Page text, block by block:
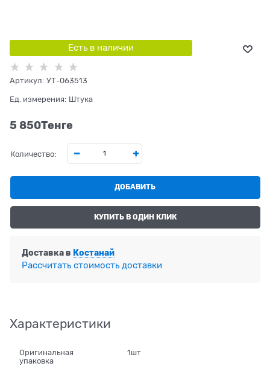
Есть в наличии
Артикул: УТ-063513
Ед. измерения: Штука
5 850Tенге
Количество:
ДОБАВИТЬ
КУПИТЬ В ОДИН КЛИК
Доставка в Костанай
Рассчитать стоимость доставки
Характеристики
Оригинальная
упаковка
1шт